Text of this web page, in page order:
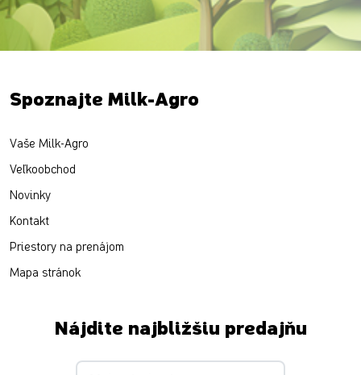
Spoznajte Milk-Agro
Vaše Milk-Agro
Veľkoobchod
Novinky
Kontakt
Priestory na prenájom
Mapa stránok
Nájdite najbližšiu predajňu